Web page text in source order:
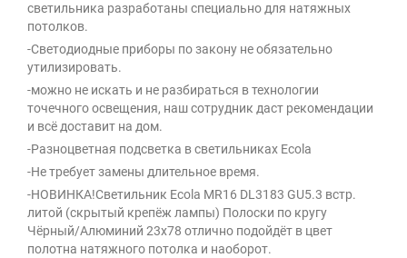
светильника разработаны специально для натяжных
потолков.
-Светодиодные приборы по закону не обязательно
утилизировать.
-можно не искать и не разбираться в технологии
точечного освещения, наш сотрудник даст рекомендации
и всё доставит на дом.
-Разноцветная подсветка в светильниках Ecola
-Не требует замены длительное время.
-НОВИНКА!Светильник Ecola MR16 DL3183 GU5.3 встр.
литой (скрытый крепёж лампы) Полоски по кругу
Чёрный/Алюминий 23х78 отлично подойдёт в цвет
полотна натяжного потолка и наоборот.